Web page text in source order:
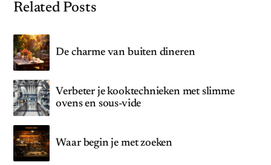
Related Posts
De charme van buiten dineren
Verbeter je kooktechnieken met slimme
ovens en sous-vide
Waar begin je met zoeken